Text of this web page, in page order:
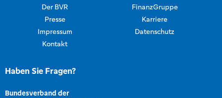
Der BVR
FinanzGruppe
Presse
Karriere
Impressum
Datenschutz
Kontakt
Haben Sie Fragen?
Bundesverband der